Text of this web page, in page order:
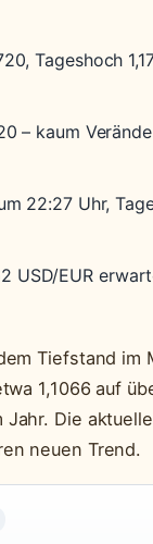
Tageshoch
– kaum
22:27 Uhr,
USD/EUR
Tiefstand im
1,1066 auf
Die
neuen Trend.